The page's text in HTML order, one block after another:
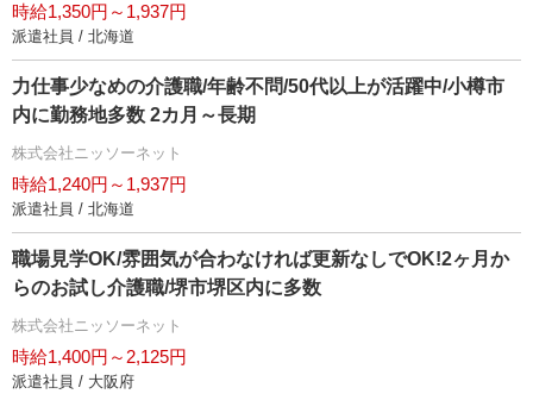
時給1,350円～1,937円
派遣社員 / 北海道
力仕事少なめの介護職/年齢不問/50代以上が活躍中/小樽市
内に勤務地多数 2カ月～長期
株式会社ニッソーネット
時給1,240円～1,937円
派遣社員 / 北海道
職場見学OK/雰囲気が合わなければ更新なしでOK!2ヶ月か
らのお試し介護職/堺市堺区内に多数
株式会社ニッソーネット
時給1,400円～2,125円
派遣社員 / 大阪府